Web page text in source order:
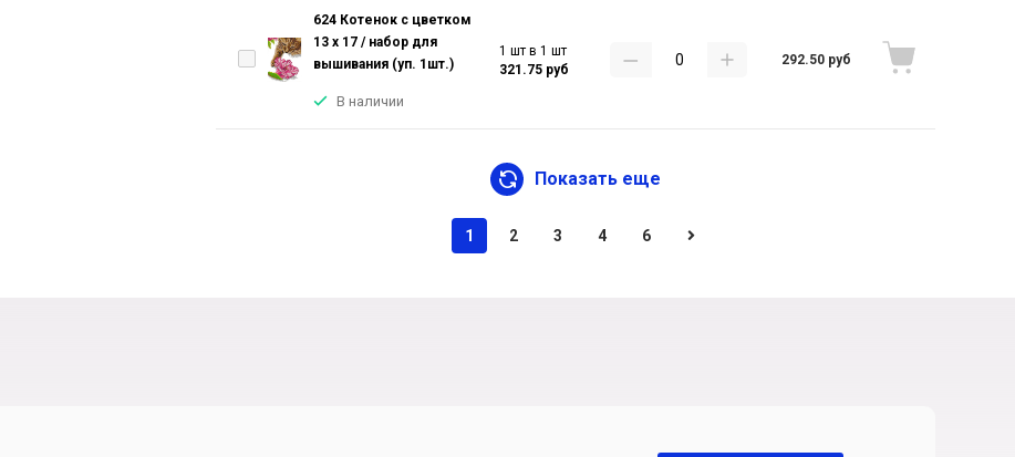
624 Котенок с цветком
13 х 17 / набор для
вышивания (уп. 1шт.)
В наличии
1 шт в 1 шт
321.75 руб
292.50 руб
Показать еще
1 2 3 4 6